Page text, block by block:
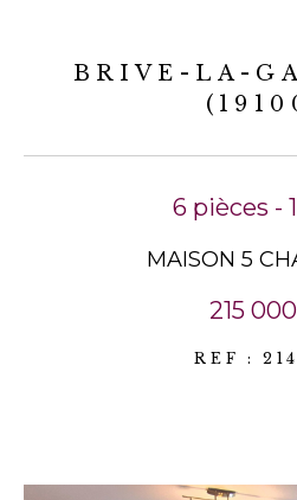
BRIVE-LA-
6 pièces -
MAISON 5
215
REF :